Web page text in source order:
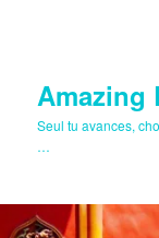
Amazing
Seul tu avances,
…